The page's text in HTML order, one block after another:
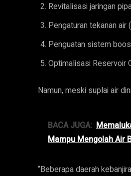
Revitalisasi jaringan
Pengaturan tekanan air
Penguatan sistem
Optimalisasi Reservoir
Namun, meski suplai air
BACA JUGA:
Mampu Mengolah Air
“Beberapa daerah